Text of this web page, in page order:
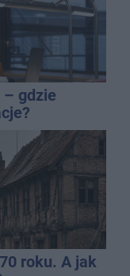
– gdzie
roku. A jak